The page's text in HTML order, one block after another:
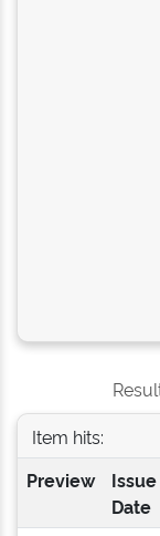
Item hits:
Preview
Issue
Date